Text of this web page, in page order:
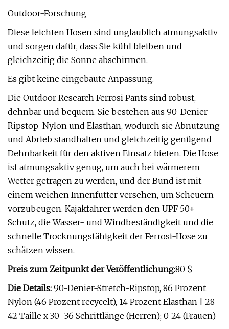
Outdoor-Forschung
Diese leichten Hosen sind unglaublich atmungsaktiv
und sorgen dafür, dass Sie kühl bleiben und
gleichzeitig die Sonne abschirmen.
Es gibt keine eingebaute Anpassung.
Die Outdoor Research Ferrosi Pants sind robust,
dehnbar und bequem. Sie bestehen aus 90-Denier-
Ripstop-Nylon und Elasthan, wodurch sie Abnutzung
und Abrieb standhalten und gleichzeitig genügend
Dehnbarkeit für den aktiven Einsatz bieten. Die Hose
ist atmungsaktiv genug, um auch bei wärmerem
Wetter getragen zu werden, und der Bund ist mit
einem weichen Innenfutter versehen, um Scheuern
vorzubeugen. Kajakfahrer werden den UPF 50+-
Schutz, die Wasser- und Windbeständigkeit und die
schnelle Trocknungsfähigkeit der Ferrosi-Hose zu
schätzen wissen.
Preis zum Zeitpunkt der Veröffentlichung:80 $
Die Details: 90-Denier-Stretch-Ripstop, 86 Prozent
Nylon (46 Prozent recycelt), 14 Prozent Elasthan | 28–
42 Taille x 30–36 Schrittlänge (Herren); 0-24 (Frauen)